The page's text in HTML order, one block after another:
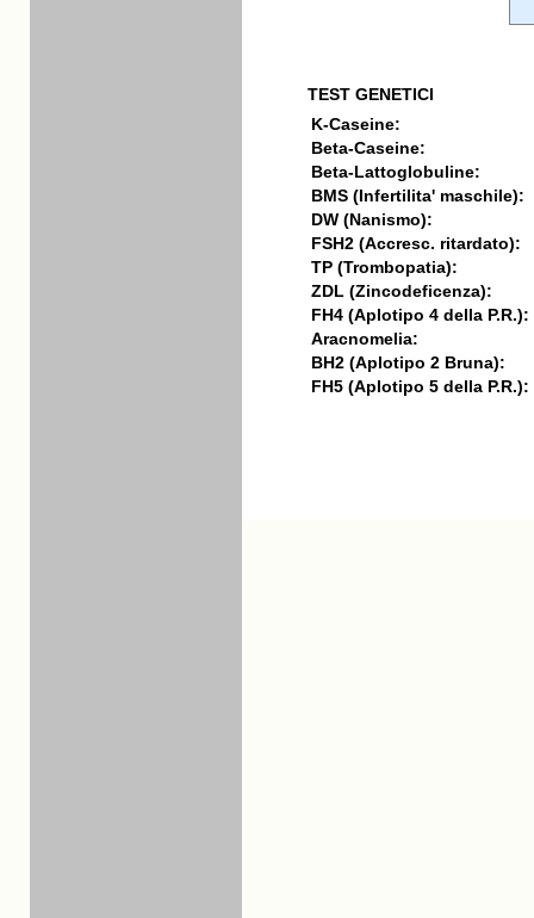
TEST GENETICI
K-Caseine:
Beta-Caseine:
Beta-Lattoglobuline:
BMS (Infertilita' maschile):
DW (Nanismo):
FSH2 (Accresc. ritardato):
TP (Trombopatia):
ZDL (Zincodeficenza):
FH4 (Aplotipo 4 della P.R.):
Aracnomelia:
BH2 (Aplotipo 2 Bruna):
FH5 (Aplotipo 5 della P.R.):